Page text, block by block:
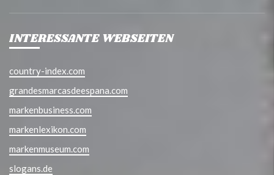
INTERESSANTE WEBSEITEN
country-index.com
grandesmarcasdeespana.com
markenbusiness.com
markenlexikon.com
markenmuseum.com
slogans.de